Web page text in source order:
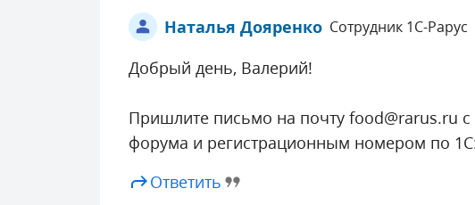
Наталья Дояренко Сотрудник 1С-Рарус
Добрый день, Валерий!
Пришлите письмо на почту food@rarus.ru
форума и регистрационным номером по
Ответить